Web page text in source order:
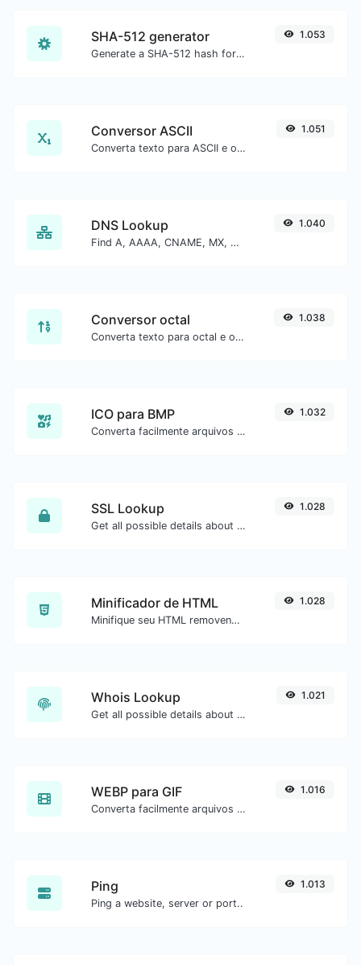
SHA-512 generator
Generate a SHA-512 hash for any string input.
1.053
Conversor ASCII
Converta texto para ASCII e o contrário para qualquer entrada de string.
1.051
DNS Lookup
Find A, AAAA, CNAME, MX, NS, TXT, SOA DNS records of a host.
1.040
Conversor octal
Converta texto para octal e o contrário para qualquer entrada de string.
1.038
ICO para BMP
Converta facilmente arquivos de imagem ICO para BMP.
1.032
SSL Lookup
Get all possible details about an SSL certificate.
1.028
Minificador de HTML
Minifique seu HTML removendo todos os caracteres desnecessários.
1.028
Whois Lookup
Get all possible details about a domain name.
1.021
WEBP para GIF
Converta facilmente arquivos de imagem WEBP para GIF.
1.016
Ping
Ping a website, server or port..
1.013